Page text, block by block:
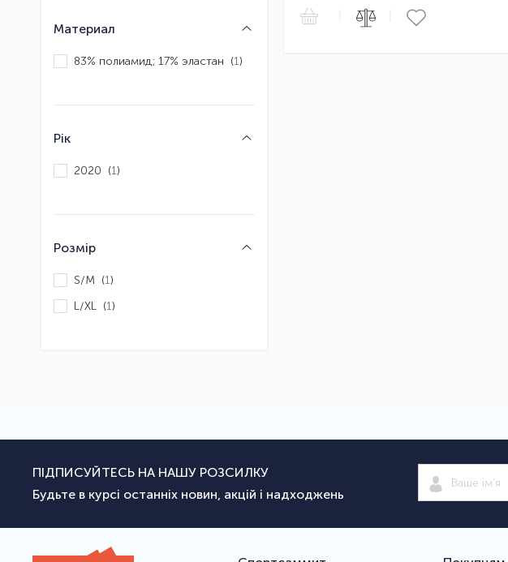
Материал
83% полиамид; 17% эластан (1)
Рік
2020 (1)
Розмір
S/M (1)
L/XL (1)
ПІДПИСУЙТЕСЬ НА НАШУ РОЗСИЛКУ
Будьте в курсі останніх новин, акцій і надходжень